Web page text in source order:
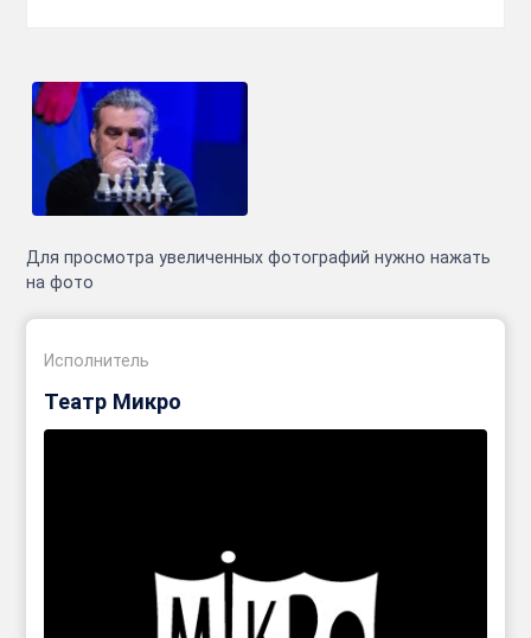
Для просмотра увеличенных фотографий нужно нажать
на фото
Исполнитель
Театр Микро